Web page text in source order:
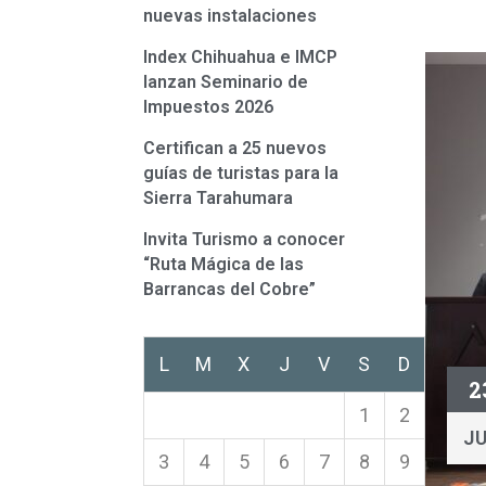
nuevas instalaciones
Index Chihuahua e IMCP
lanzan Seminario de
Impuestos 2026
Certifican a 25 nuevos
guías de turistas para la
Sierra Tarahumara
Invita Turismo a conocer
“Ruta Mágica de las
Barrancas del Cobre”
L M X J V S D
1 2
3 4 5 6 7 8 9